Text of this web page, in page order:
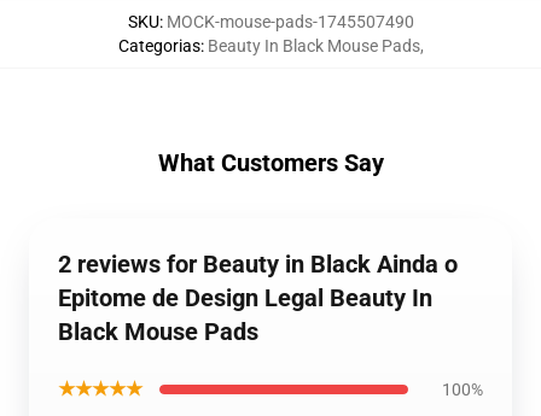
SKU: MOCK-mouse-pads-1745507490
Categorias: Beauty In Black Mouse Pads,
What Customers Say
2 reviews for Beauty in Black Ainda o
Epitome de Design Legal Beauty In
Black Mouse Pads
★★★★★ 100%